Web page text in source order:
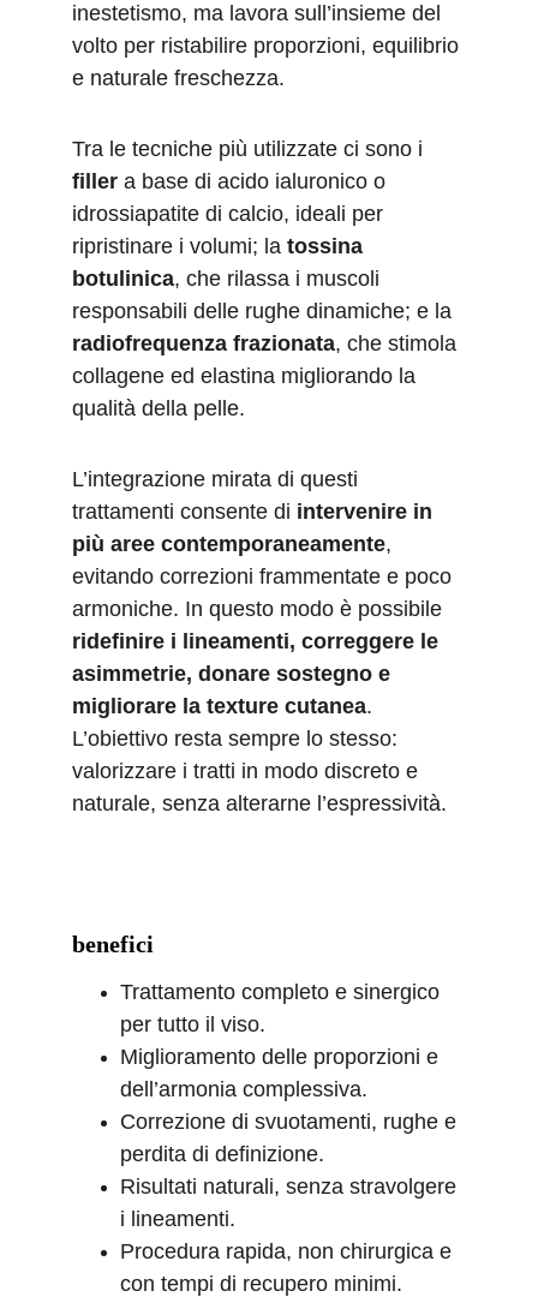
inestetismo, ma lavora sull’insieme del
volto per ristabilire proporzioni, equilibrio
e naturale freschezza.
Tra le tecniche più utilizzate ci sono i
filler a base di acido ialuronico o
idrossiapatite di calcio, ideali per
ripristinare i volumi; la tossina
botulinica, che rilassa i muscoli
responsabili delle rughe dinamiche; e la
radiofrequenza frazionata, che stimola
collagene ed elastina migliorando la
qualità della pelle.
L’integrazione mirata di questi
trattamenti consente di intervenire in
più aree contemporaneamente,
evitando correzioni frammentate e poco
armoniche. In questo modo è possibile
ridefinire i lineamenti, correggere le
asimmetrie, donare sostegno e
migliorare la texture cutanea.
L’obiettivo resta sempre lo stesso:
valorizzare i tratti in modo discreto e
naturale, senza alterarne l’espressività.
benefici
Trattamento completo e sinergico
per tutto il viso.
Miglioramento delle proporzioni e
dell’armonia complessiva.
Correzione di svuotamenti, rughe e
perdita di definizione.
Risultati naturali, senza stravolgere
i lineamenti.
Procedura rapida, non chirurgica e
con tempi di recupero minimi.